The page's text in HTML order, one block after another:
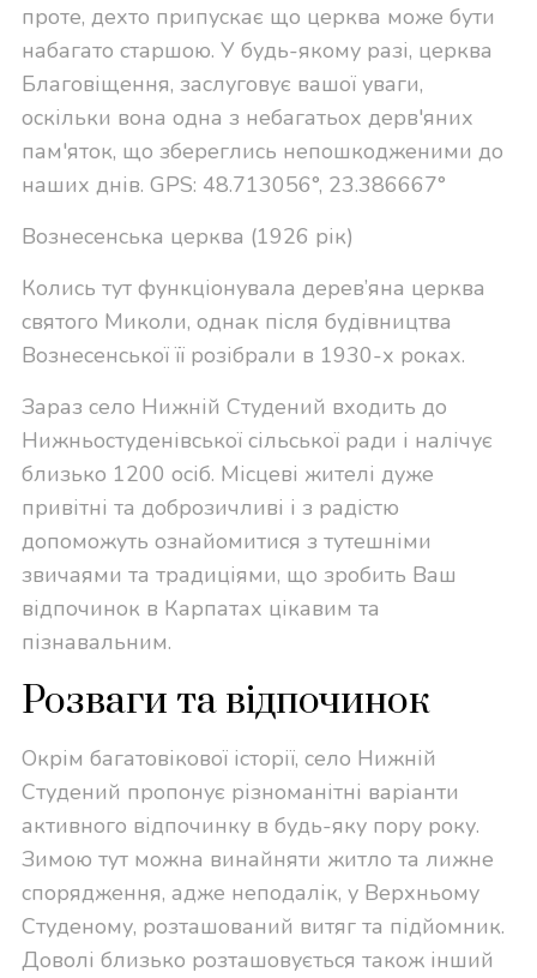
проте, дехто припускає що церква може бути
набагато старшою. У будь-якому разі, церква
Благовіщення, заслуговує вашої уваги,
оскільки вона одна з небагатьох дерв'яних
пам'яток, що збереглись непошкодженими до
наших днів. GPS: 48.713056°, 23.386667°
Вознесенська церква (1926 рік)
Колись тут функціонувала дерев’яна церква
святого Миколи, однак після будівництва
Вознесенської її розібрали в 1930-х роках.
Зараз село Нижній Студений входить до
Нижньостуденівської сільської ради і налічує
близько 1200 осіб. Місцеві жителі дуже
привітні та доброзичливі і з радістю
допоможуть ознайомитися з тутешніми
звичаями та традиціями, що зробить Ваш
відпочинок в Карпатах цікавим та
пізнавальним.
Розваги та відпочинок
Окрім багатовікової історії, село Нижній
Студений пропонує різноманітні варіанти
активного відпочинку в будь-яку пору року.
Зимою тут можна винайняти житло та лижне
спорядження, адже неподалік, у Верхньому
Студеному, розташований витяг та підйомник.
Доволі близько розташовується також інший